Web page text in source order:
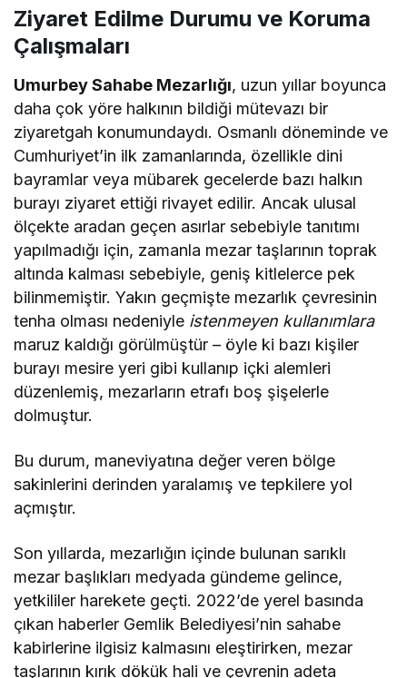
Ziyaret Edilme Durumu ve Koruma
Çalışmaları
Umurbey Sahabe Mezarlığı, uzun yıllar boyunca
daha çok yöre halkının bildiği mütevazı bir
ziyaretgah konumundaydı. Osmanlı döneminde ve
Cumhuriyet’in ilk zamanlarında, özellikle dini
bayramlar veya mübarek gecelerde bazı halkın
burayı ziyaret ettiği rivayet edilir. Ancak ulusal
ölçekte aradan geçen asırlar sebebiyle tanıtımı
yapılmadığı için, zamanla mezar taşlarının toprak
altında kalması sebebiyle, geniş kitlelerce pek
bilinmemiştir. Yakın geçmişte mezarlık çevresinin
tenha olması nedeniyle istenmeyen kullanımlara
maruz kaldığı görülmüştür – öyle ki bazı kişiler
burayı mesire yeri gibi kullanıp içki alemleri
düzenlemiş, mezarların etrafı boş şişelerle
dolmuştur​.
Bu durum, maneviyatına değer veren bölge
sakinlerini derinden yaralamış ve tepkilere yol
açmıştır.
Son yıllarda, mezarlığın içinde bulunan sarıklı
mezar başlıkları medyada gündeme gelince,
yetkililer harekete geçti. 2022’de yerel basında
çıkan haberler Gemlik Belediyesi’nin sahabe
kabirlerine ilgisiz kalmasını eleştirirken, mezar
taşlarının kırık dökük hali ve çevrenin adeta